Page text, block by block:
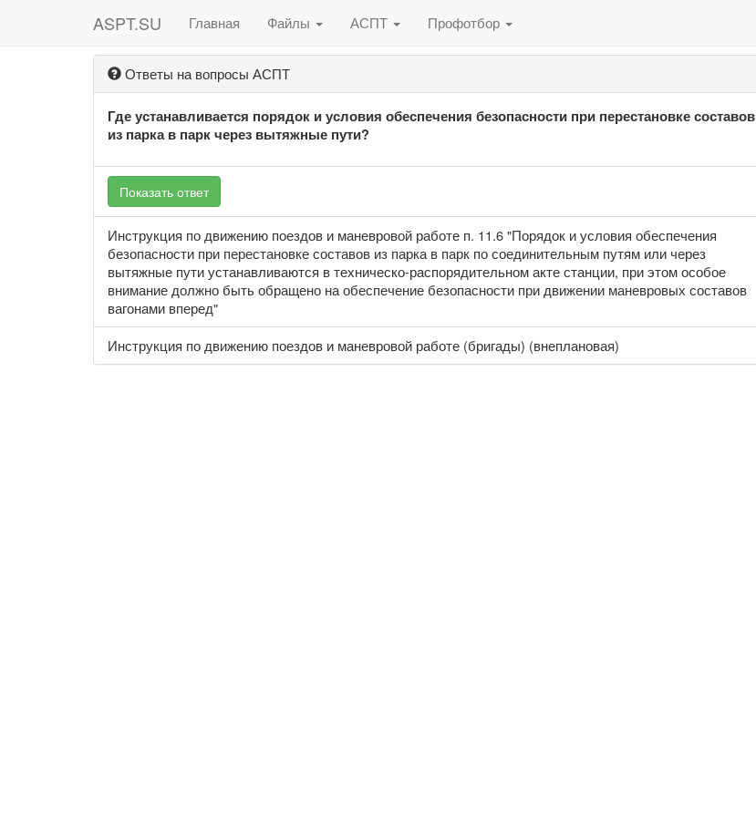
ASPT.SU Главная Файлы АСПТ Профотбор
Ответы на вопросы АСПТ
Где устанавливается порядок и условия обеспечения безопасности при перестановке составов
из парка в парк через вытяжные пути?
Показать ответ
Инструкция по движению поездов и маневровой работе п. 11.6 "Порядок и условия обеспечения
безопасности при перестановке составов из парка в парк по соединительным путям или через
вытяжные пути устанавливаются в техническо-распорядительном акте станции, при этом особое
внимание должно быть обращено на обеспечение безопасности при движении маневровых составов
вагонами вперед"
Инструкция по движению поездов и маневровой работе (бригады) (внеплановая)